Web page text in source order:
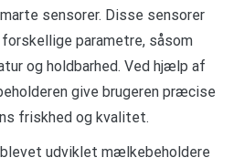
sensorer. Disse sensorer
parametre, såsom
og holdbarhed. Ved hjælp af
give brugeren præcise
friskhed og kvalitet.
blevet udviklet mælkebeholdere